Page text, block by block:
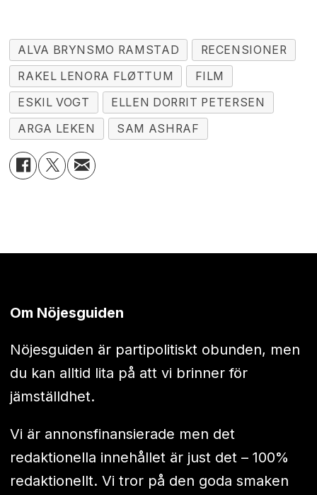
ALVA BRYNSMO RAMSTAD
RECENSIONER
RAKEL LENORA FLØTTUM
FILM
ESKIL VOGT
ELLEN DORRIT PETERSEN
ARGA LEKEN
SAM ASHRAF
Om Nöjesguiden
Nöjesguiden är partipolitiskt obunden, men
du kan alltid lita på att vi brinner för
jämställdhet.
Vi är annonsfinansierade men det
redaktionella innehållet är just det – 100%
redaktionellt. Vi tror på den goda smaken